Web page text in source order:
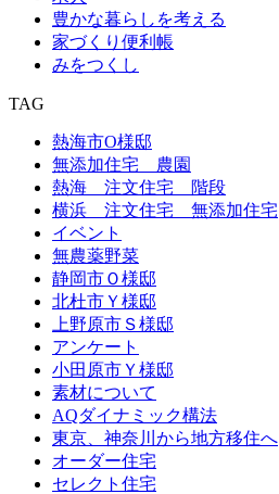
豊かな暮らしを考える
家づくり便利帳
みをつくし
TAG
熱海市O様邸
無添加住宅 農園
熱海 注文住宅 階段
横浜 注文住宅 無添加住宅
イベント
無農薬野菜
静岡市Ｏ様邸
北杜市Ｙ様邸
上野原市Ｓ様邸
アンケート
小田原市Ｙ様邸
素材について
AQダイナミック構法
東京、神奈川から地方移住へ
オーダー住宅
セレクト住宅